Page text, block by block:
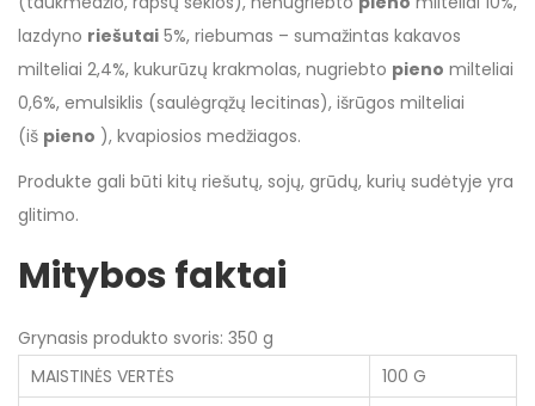
lazdyno riešutai 5%, riebumas – sumažintas kakavos
milteliai 2,4%, kukurūzų krakmolas, nugriebto pieno milteliai
0,6%, emulsiklis (saulėgrąžų lecitinas), išrūgos milteliai
(iš pieno ), kvapiosios medžiagos.
Produkte gali būti kitų riešutų, sojų, grūdų, kurių sudėtyje yra
glitimo.
Mitybos faktai
Grynasis produkto svoris: 350 g
MAISTINĖS VERTĖS
100 G